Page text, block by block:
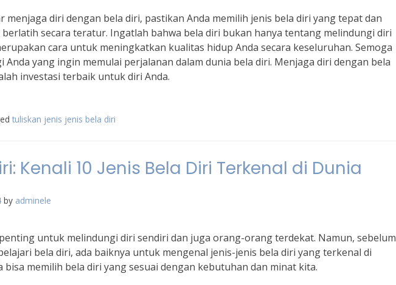
menjaga diri dengan bela diri, pastikan Anda memilih jenis bela diri yang tepat dan
secara teratur. Ingatlah bahwa bela diri bukan hanya tentang melindungi diri
cara untuk meningkatkan kualitas hidup Anda secara keseluruhan. Semoga
yang ingin memulai perjalanan dalam dunia bela diri. Menjaga diri dengan bela
investasi terbaik untuk diri Anda.
tuliskan jenis jenis bela diri
Kenali 10 Jenis Bela Diri Terkenal di Dunia
by adminele
untuk melindungi diri sendiri dan juga orang-orang terdekat. Namun, sebelum
bela diri, ada baiknya untuk mengenal jenis-jenis bela diri yang terkenal di
memilih bela diri yang sesuai dengan kebutuhan dan minat kita.